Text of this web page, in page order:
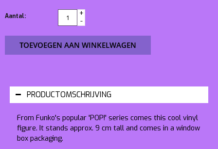
Aantal:
+
-
TOEVOEGEN AAN WINKELWAGEN
PRODUCTOMSCHRIJVING
From Funko's popular 'POP!' series comes this cool vinyl
figure. It stands approx. 9 cm tall and comes in a window
box packaging.